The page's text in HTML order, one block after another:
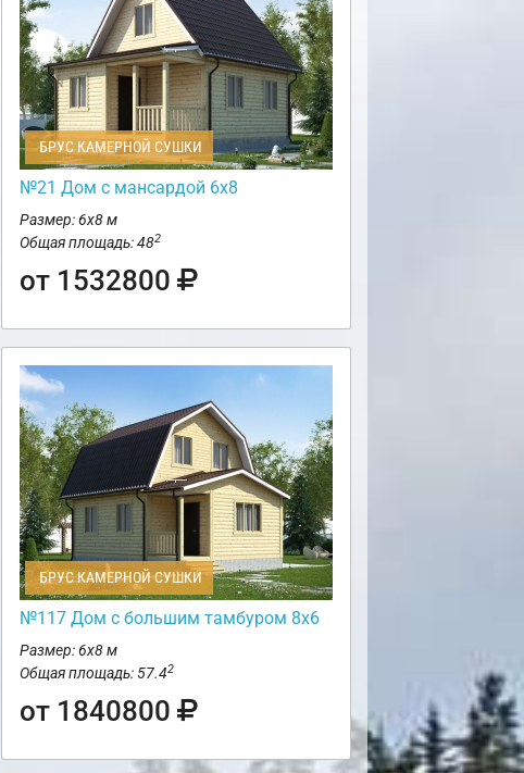
БРУС КАМЕРНОЙ СУШКИ
№21 Дом с мансардой 6х8
Размер: 6х8 м
Общая площадь: 482
от 1532800
БРУС КАМЕРНОЙ СУШКИ
№117 Дом с большим тамбуром 8х6
Размер: 6х8 м
Общая площадь: 57.42
от 1840800